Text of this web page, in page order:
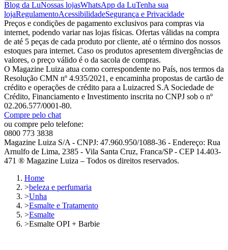
Blog da LuNossas lojasWhatsApp da LuTenha sua
lojaRegulamentoAcessibilidadeSegurança e Privacidade
Preços e condições de pagamento exclusivos para compras via
internet, podendo variar nas lojas físicas. Ofertas válidas na compra
de até 5 peças de cada produto por cliente, até o término dos nossos
estoques para internet. Caso os produtos apresentem divergências de
valores, o preço válido é o da sacola de compras.
O Magazine Luiza atua como correspondente no País, nos termos da
Resolução CMN nº 4.935/2021, e encaminha propostas de cartão de
crédito e operações de crédito para a Luizacred S.A Sociedade de
Crédito, Financiamento e Investimento inscrita no CNPJ sob o nº
02.206.577/0001-80.
Compre pelo chat
ou compre pelo telefone:
0800 773 3838
Magazine Luiza S/A - CNPJ: 47.960.950/1088-36 - Endereço: Rua
Arnulfo de Lima, 2385 - Vila Santa Cruz, Franca/SP - CEP 14.403-
471 ® Magazine Luiza – Todos os direitos reservados.
Home
>beleza e perfumaria
>Unha
>Esmalte e Tratamento
>Esmalte
>Esmalte OPI + Barbie